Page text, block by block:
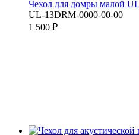
Чехол для домры малой
UL-13DRM-0000-00-00
1 500 ₽